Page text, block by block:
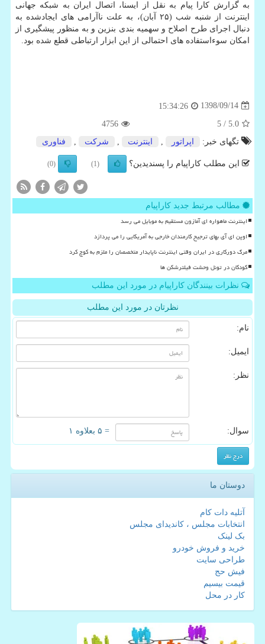
به گزارش كارا پیام به نقل از ایسنا، اتصال ایران به شبكه جهانی
اینترنت از شنبه شب (۲۵ آبان)، به علت ناآرامی های ایجادشده به
دنبال اجرای طرح اصلاح و سهمیه بندی بنزین و به منظور پیشگیری از
امكان سوءاستفاده های احتمالی از این ابزار ارتباطی قطع شده بود.
1398/09/14
15:34:26
5.0
/ 5
4756
تگهای خبر:
اپراتور اینترنت شركت فناوری
این مطلب کاراپیام را پسندیدین؟ (1)
(0)
مطالب مرتبط جدید کاراپیام
اینترنت ماهواره ای آمازون مستقیم به موبایل می رسد
اوپن ای آی بهای ترجیح کارمندان خارجی به آمریکایی را می پردازد
مرگ دورکاری در ایران وقتی اینترنت ناپایدار متخصصان را ملزم به کوچ کرد
کودکان در تونل وحشت فیلترشکن ها
نظرات بینندگان کاراپیام در مورد این مطلب
نظرتان در مورد این مطلب
نام:
ایمیل:
نظر:
سوال: = ۵ بعلاوه ۱
دوستان ما
آتلیه دات کام
انتخابات مجلس ، کاندیدای مجلس
بک لینک
خرید و فروش خودرو
طراحی سایت
فیش حج
قیمت بیسیم
کار در محل